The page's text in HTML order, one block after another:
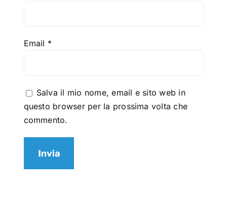
Email *
Salva il mio nome, email e sito web in
questo browser per la prossima volta che
commento.